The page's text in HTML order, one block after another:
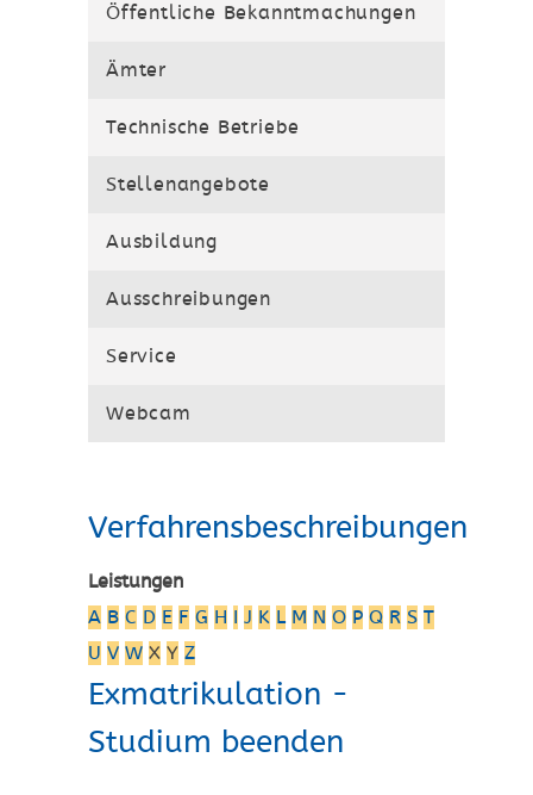
Öffentliche Bekanntmachungen
Ämter
Technische Betriebe
Stellenangebote
Ausbildung
Ausschreibungen
Service
Webcam
Verfahrensbeschreibungen
Leistungen
A B C D E F G H I J K L M N O P Q R S T
U V W X Y Z
Exmatrikulation -
Studium beenden